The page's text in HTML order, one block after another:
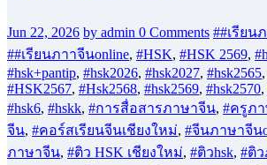
Jun 22, 2026 by admin 0 Comments ##เรียน
##เรียนภาาจีนonline, #HSK, #HSK 2569,
#hsk+pantip, #hsk2026, #hsk2027, #hsk2565,
#HSK2567, #Hsk2568, #hsk2569, #hsk2570,
#hsk6, #hskk, #การสื่อสารภาษาจีน, #ครูภ
จีน, #คอร์สเรียนจีนเชียงใหม่, #จีนภาษาจีน
ภาษาจีน, #ติว HSK เชียงใหม่, #ติวhsk, #ติ